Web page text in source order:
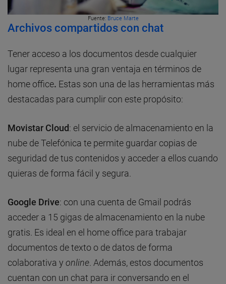
Fuente: Bruce Marte
Archivos compartidos con chat
Tener acceso a los documentos desde cualquier
lugar representa una gran ventaja en términos de
home office. Estas son una de las herramientas más
destacadas para cumplir con este propósito:
Movistar Cloud: el servicio de almacenamiento en la
nube de Telefónica te permite guardar copias de
seguridad de tus contenidos y acceder a ellos cuando
quieras de forma fácil y segura.
Google Drive: con una cuenta de Gmail podrás
acceder a 15 gigas de almacenamiento en la nube
gratis. Es ideal en el home office para trabajar
documentos de texto o de datos de forma
colaborativa y online. Además, estos documentos
cuentan con un chat para ir conversando en el